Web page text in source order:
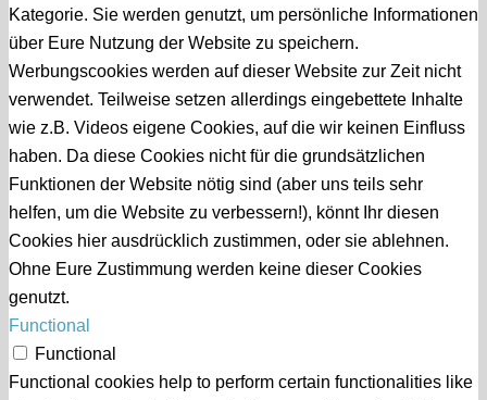
Kategorie. Sie werden genutzt, um persönliche Informationen
über Eure Nutzung der Website zu speichern.
Werbungscookies werden auf dieser Website zur Zeit nicht
verwendet. Teilweise setzen allerdings eingebettete Inhalte
wie z.B. Videos eigene Cookies, auf die wir keinen Einfluss
haben. Da diese Cookies nicht für die grundsätzlichen
Funktionen der Website nötig sind (aber uns teils sehr
helfen, um die Website zu verbessern!), könnt Ihr diesen
Cookies hier ausdrücklich zustimmen, oder sie ablehnen.
Ohne Eure Zustimmung werden keine dieser Cookies
genutzt.
Functional
Functional
Functional cookies help to perform certain functionalities like